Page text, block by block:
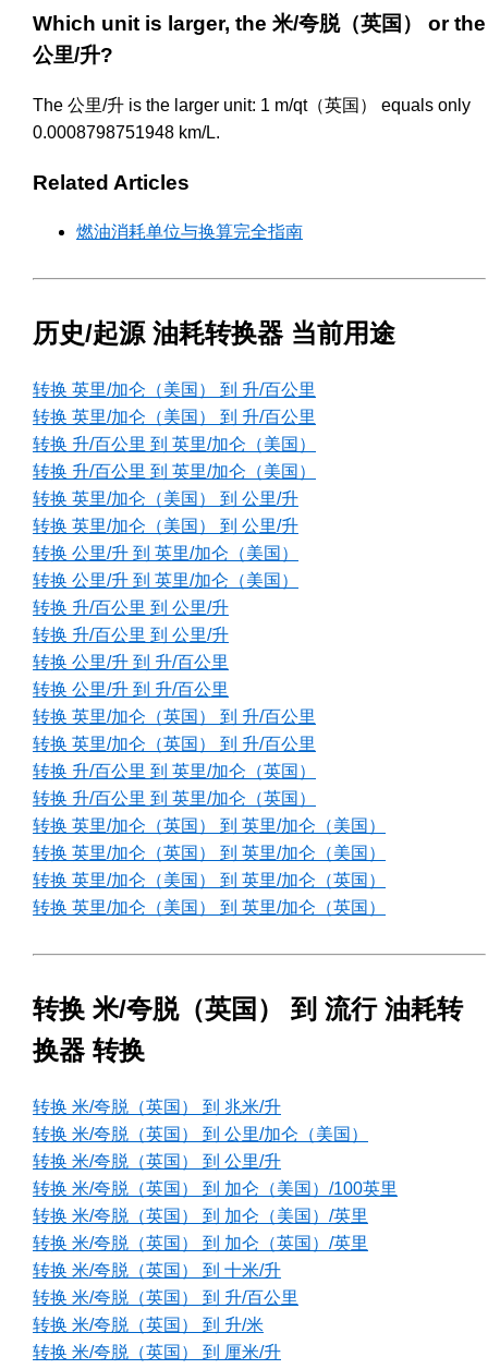
Which unit is larger, the 米/夸脱（英国） or the
公里/升?
The 公里/升 is the larger unit: 1 m/qt（英国） equals only
0.0008798751948 km/L.
Related Articles
燃油消耗单位与换算完全指南
历史/起源 油耗转换器 当前用途
转换 英里/加仑（美国） 到 升/百公里
转换 英里/加仑（美国） 到 升/百公里
转换 升/百公里 到 英里/加仑（美国）
转换 升/百公里 到 英里/加仑（美国）
转换 英里/加仑（美国） 到 公里/升
转换 英里/加仑（美国） 到 公里/升
转换 公里/升 到 英里/加仑（美国）
转换 公里/升 到 英里/加仑（美国）
转换 升/百公里 到 公里/升
转换 升/百公里 到 公里/升
转换 公里/升 到 升/百公里
转换 公里/升 到 升/百公里
转换 英里/加仑（英国） 到 升/百公里
转换 英里/加仑（英国） 到 升/百公里
转换 升/百公里 到 英里/加仑（英国）
转换 升/百公里 到 英里/加仑（英国）
转换 英里/加仑（英国） 到 英里/加仑（美国）
转换 英里/加仑（英国） 到 英里/加仑（美国）
转换 英里/加仑（美国） 到 英里/加仑（英国）
转换 英里/加仑（美国） 到 英里/加仑（英国）
转换 米/夸脱（英国） 到 流行 油耗转
换器 转换
转换 米/夸脱（英国） 到 兆米/升
转换 米/夸脱（英国） 到 公里/加仑（美国）
转换 米/夸脱（英国） 到 公里/升
转换 米/夸脱（英国） 到 加仑（美国）/100英里
转换 米/夸脱（英国） 到 加仑（美国）/英里
转换 米/夸脱（英国） 到 加仑（英国）/英里
转换 米/夸脱（英国） 到 十米/升
转换 米/夸脱（英国） 到 升/百公里
转换 米/夸脱（英国） 到 升/米
转换 米/夸脱（英国） 到 厘米/升